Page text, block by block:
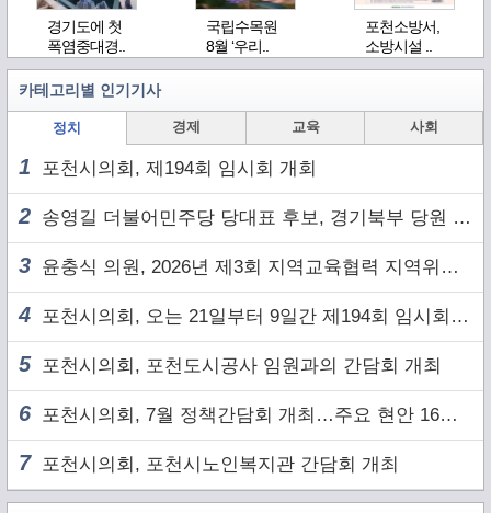
경기도에 첫
폭염중대경..
국립수목원
8월 ‘우리..
포천소방서,
소방시설 ..
카테고리별 인기기사
정치 경제 교육 사회
1 포천시의회, 제194회 임시회 개회
2 송영길 더불어민주당 당대표 후보, 경기북부 당원 및 2030 세대와 ‘소통 행보’
3 윤충식 의원, 2026년 제3회 지역교육협력 지역위원회 주재
4 포천시의회, 오는 21일부터 9일간 제194회 임시회 개회
5 포천시의회, 포천도시공사 임원과의 간담회 개최
6 포천시의회, 7월 정책간담회 개최…주요 현안 16건 점검
7포천시의회, 포천시노인복지관 간담회 개최